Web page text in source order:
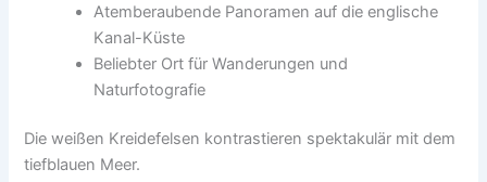
Atemberaubende Panoramen auf die englische
Kanal-Küste
Beliebter Ort für Wanderungen und
Naturfotografie
Die weißen Kreidefelsen kontrastieren spektakulär mit dem
tiefblauen Meer.